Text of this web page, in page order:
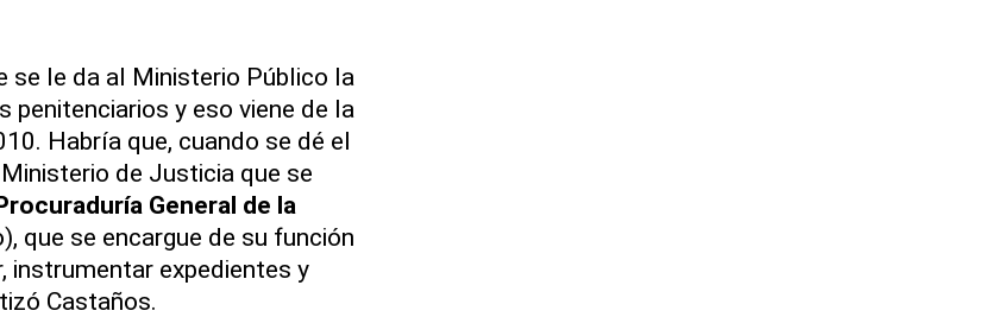
se le da al Ministerio Público la
y eso viene de la
Habría que, cuando se dé el
de Justicia que se
General de la
que se encargue de su función
instrumentar expedientes y
Castaños.